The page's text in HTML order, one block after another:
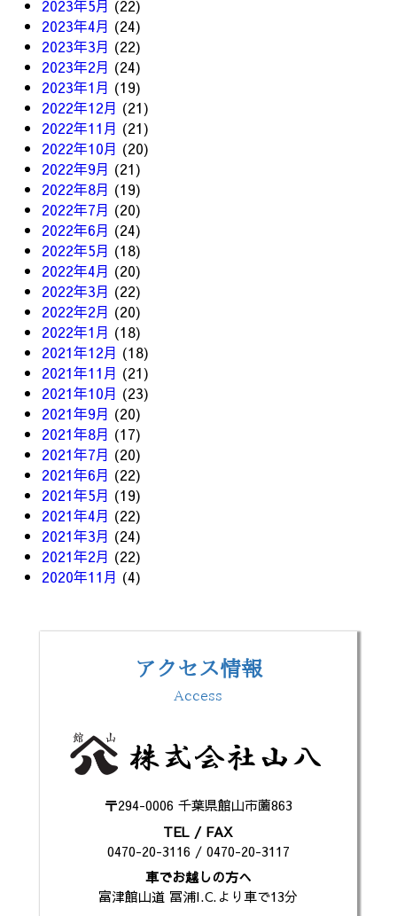
2023年5月 (22)
2023年4月 (24)
2023年3月 (22)
2023年2月 (24)
2023年1月 (19)
2022年12月 (21)
2022年11月 (21)
2022年10月 (20)
2022年9月 (21)
2022年8月 (19)
2022年7月 (20)
2022年6月 (24)
2022年5月 (18)
2022年4月 (20)
2022年3月 (22)
2022年2月 (20)
2022年1月 (18)
2021年12月 (18)
2021年11月 (21)
2021年10月 (23)
2021年9月 (20)
2021年8月 (17)
2021年7月 (20)
2021年6月 (22)
2021年5月 (19)
2021年4月 (22)
2021年3月 (24)
2021年2月 (22)
2020年11月 (4)
アクセス情報
Access
〒294-0006 千葉県館山市薗863
TEL / FAX
0470-20-3116 / 0470-20-3117
車でお越しの方へ
富津館山道 冨浦I.C.より車で13分